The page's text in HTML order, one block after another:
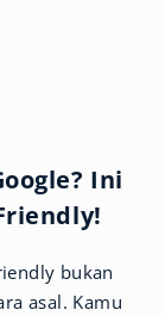
Ini
bukan
asal. Kamu